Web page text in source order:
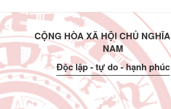
CỘNG HÒA XÃ HỘI CHỦ
NAM
Độc lập - tự do - hạnh phúc